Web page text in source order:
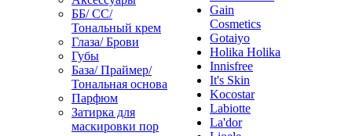
ББ/ СС/
Тональный крем
Глаза/ Брови
Губы
База/ Праймер/
Тональная основа
Парфюм
Затирка для
маскировки пор
Gain
Cosmetics
Gotaiyo
Holika Holika
Innisfree
It's Skin
Kocostar
Labiotte
La'dor